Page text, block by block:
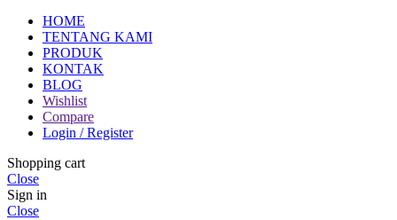
HOME
TENTANG KAMI
PRODUK
KONTAK
BLOG
Wishlist
Compare
Login / Register
Shopping cart
Close
Sign in
Close